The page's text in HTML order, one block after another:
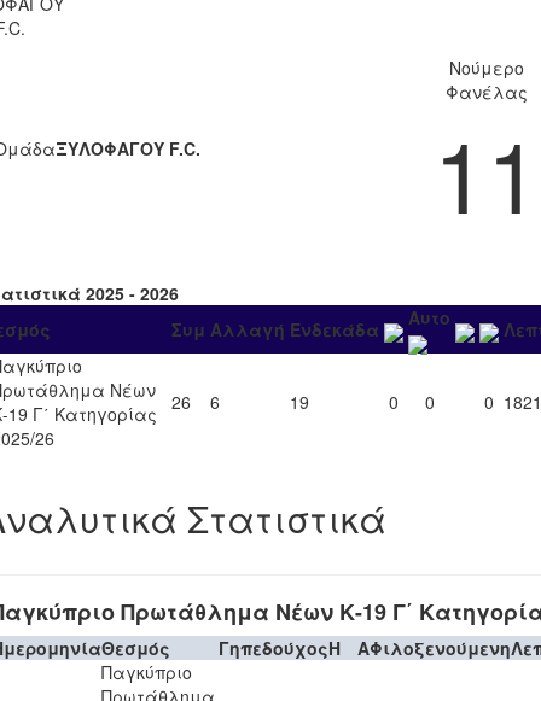
ΞΥΛΟΦΑΓΟΥ F.C.
Νούμερο
Φανέλας
11
2025 - 2026
Συμ Αλλαγή Ενδεκάδα Αυτο
Νέων
19 Γ΄ Κατηγορίας
26
26 6 19 0 0 0 1821
Στατιστικά
Πρωτάθλημα Νέων Κ-19 Γ΄
Θεσμός ΓηπεδούχοςH AΦιλοξενούμενη
Παγκύπριο